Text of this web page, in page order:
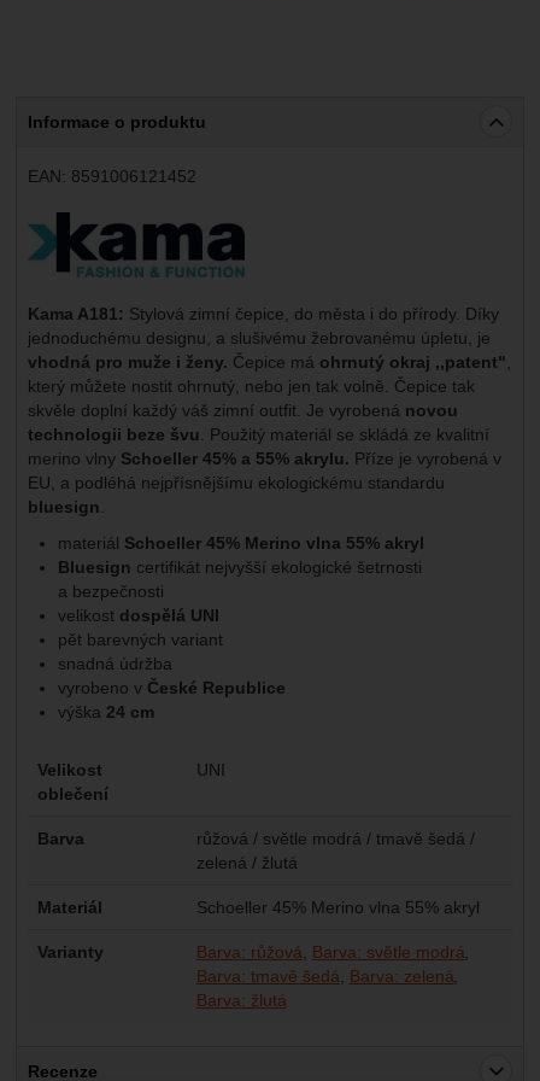
Informace o produktu
EAN: 8591006121452
Výrobce:
Kama A181: Stylová zimní čepice, do města i do přírody. Díky
jednoduchému designu, a slušivému žebrovanému úpletu, je
vhodná pro muže i ženy. Čepice má ohrnutý okraj ,,patent"
který můžete nostit ohrnutý, nebo jen tak volně. Čepice tak
skvěle doplní každý váš zimní outfit. Je vyrobená novou
technologii beze švu . Použitý materiál se skládá ze kvalitní
merino vlny Schoeller 45% a 55% akrylu. Příze je vyrobená v
EU, a podléhá nejpřísnějšímu ekologickému standardu
bluesign
materiál Schoeller 45% Merino vlna 55% akryl
Bluesign certifikát nejvyšší ekologické šetrnosti
a bezpečnosti
velikost dospělá UNI
pět barevných variant
snadná údržba
vyrobeno v České Republice
výška 24 cm
Parametry
Velikost
oblečení
UNI
Barva
růžová / světle modrá / tmavě šedá /
zelená / žlutá
Materiál Schoeller 45% Merino vlna 55% akryl
Varianty Barva: růžová
Barva: světle modrá
Barva: tmavě šedá
Barva: zelená
Barva: žlutá
Recenze